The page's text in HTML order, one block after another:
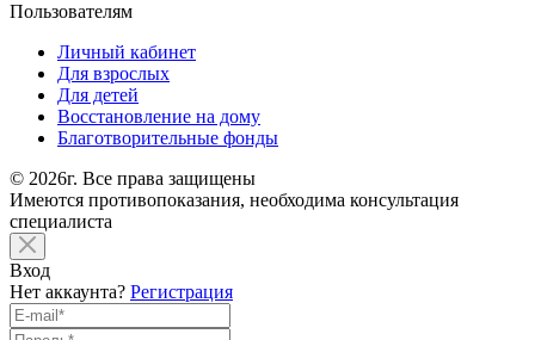
Пользователям
Личный кабинет
Для взрослых
Для детей
Восстановление на дому
Благотворительные фонды
© 2026г. Все права защищены
Имеются противопоказания, необходима консультация
специалиста
Вход
Нет аккаунта? Регистрация